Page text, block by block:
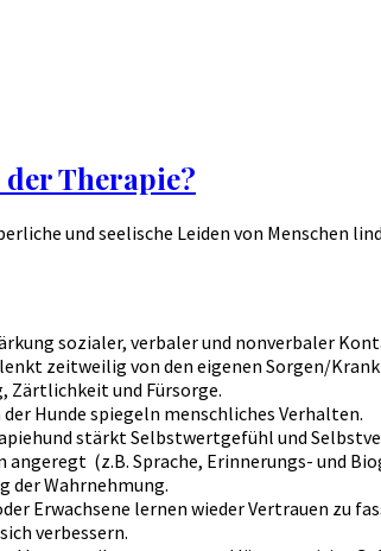
Therapie?
und seelische Leiden von Menschen
sozialer, verbaler und nonverbaler
zeitweilig von den eigenen Sorgen/
Zärtlichkeit und Fürsorge.
Hunde spiegeln menschliches Verhalten.
stärkt Selbstwertgefühl und
angeregt (z.B. Sprache, Erinnerungs- und
der Wahrnehmung.
Erwachsene lernen wieder Vertrauen zu
verbessern.